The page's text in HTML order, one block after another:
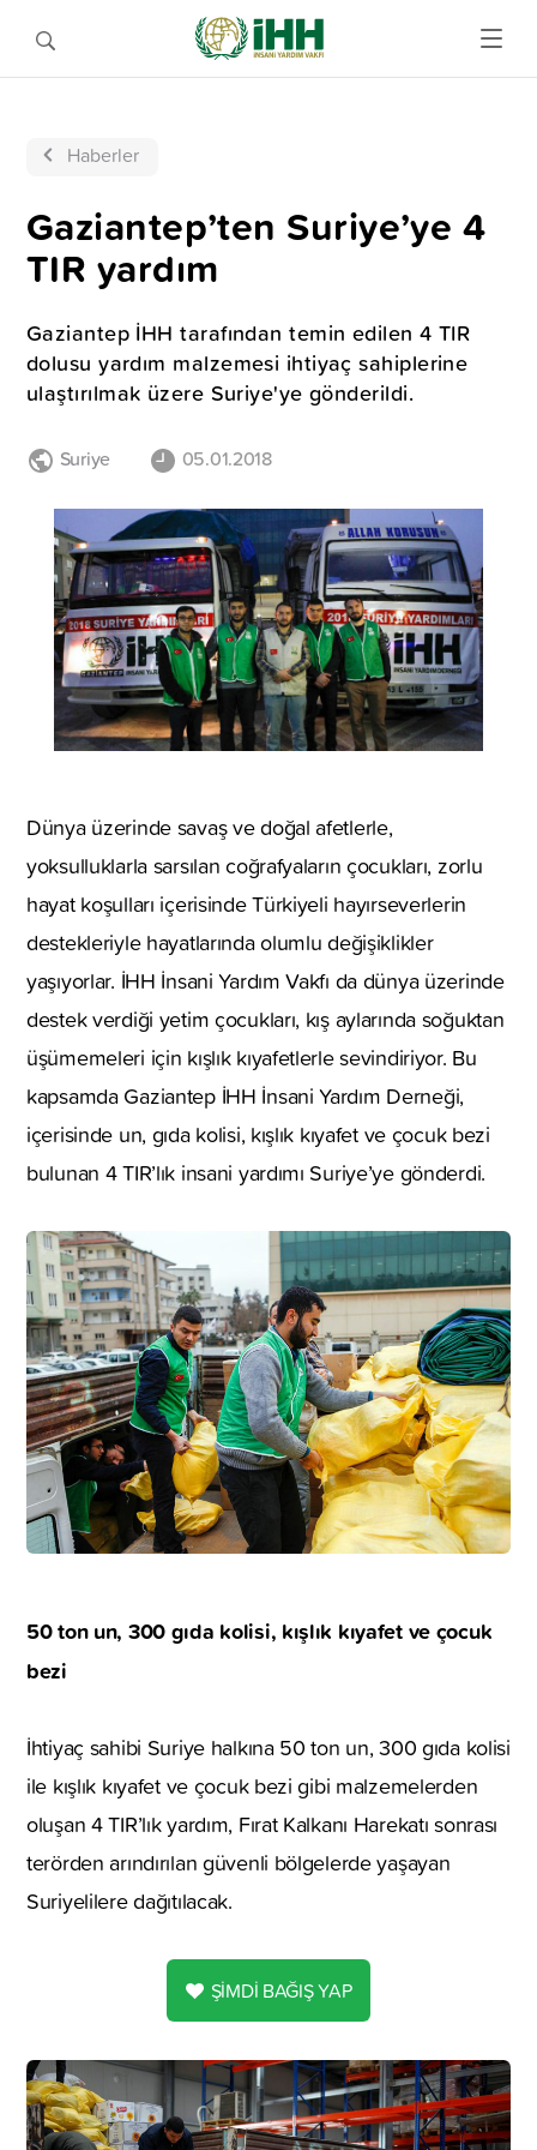
Haberler
Gaziantep’ten Suriye’ye 4
TIR yardım
Gaziantep İHH tarafından temin edilen 4 TIR
dolusu yardım malzemesi ihtiyaç sahiplerine
ulaştırılmak üzere Suriye'ye gönderildi.
Suriye 05.01.2018
Dünya üzerinde savaş ve doğal afetlerle,
yoksulluklarla sarsılan coğrafyaların çocukları, zorlu
hayat koşulları içerisinde Türkiyeli hayırseverlerin
destekleriyle hayatlarında olumlu değişiklikler
yaşıyorlar. İHH İnsani Yardım Vakfı da dünya üzerinde
destek verdiği yetim çocukları, kış aylarında soğuktan
üşümemeleri için kışlık kıyafetlerle sevindiriyor. Bu
kapsamda Gaziantep İHH İnsani Yardım Derneği,
içerisinde un, gıda kolisi, kışlık kıyafet ve çocuk bezi
bulunan 4 TIR’lık insani yardımı Suriye’ye gönderdi.
50 ton un, 300 gıda kolisi, kışlık kıyafet ve çocuk
bezi
İhtiyaç sahibi Suriye halkına 50 ton un, 300 gıda kolisi
ile kışlık kıyafet ve çocuk bezi gibi malzemelerden
oluşan 4 TIR’lık yardım, Fırat Kalkanı Harekatı sonrası
terörden arındırılan güvenli bölgelerde yaşayan
Suriyelilere dağıtılacak.
ŞİMDİ BAĞIŞ YAP